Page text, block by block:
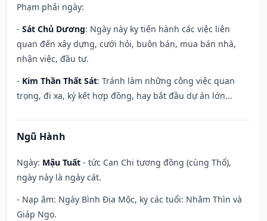
Phạm phải ngày:
- Sát Chủ Dương: Ngày này kỵ tiến hành các việc liên
quan đến xây dựng, cưới hỏi, buôn bán, mua bán nhà,
nhận việc, đầu tư.
- Kim Thần Thất Sát: Tránh làm những công việc quan
trọng, đi xa, ký kết hợp đồng, hay bắt đầu dự án lớn...
Ngũ Hành
Ngày: Mậu Tuất - tức Can Chi tương đồng (cùng Thổ),
ngày này là ngày cát.
- Nạp âm: Ngày Bình Địa Mộc, kỵ các tuổi: Nhâm Thìn và
Giáp Ngọ.